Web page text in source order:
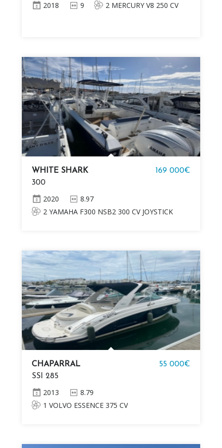
2018 9 2 MERCURY V8 250 CV
WHITE SHARK
300
169 000€
2020
8.97
2 YAMAHA F300 NSB2 300 CV JOYSTICK
CHAPARRAL
SSI 285
55 000€
2013
8.79
1 VOLVO ESSENCE 375 CV